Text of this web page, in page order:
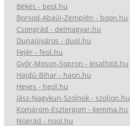
Békés - beol.hu
Borsod-Abaúj-Zemplén - boon.hu
Csongrád - delmagyar.hu
Dunaújváros - duol.hu
Fejér - feol.hu
Győr-Moson-Sopron - kisalfold.hu
Hajdú-Bihar - haon.hu
Heves - heol.hu
Jász-Nagykun-Szolnok - szoljon.hu
Komárom-Esztergom - kemma.hu
Nógrád - nool.hu